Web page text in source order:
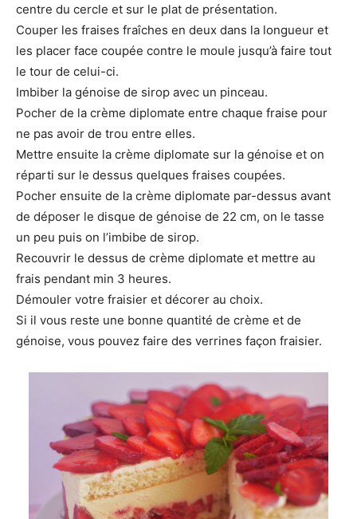
centre du cercle et sur le plat de présentation.
Couper les fraises fraîches en deux dans la longueur et
les placer face coupée contre le moule jusqu’à faire tout
le tour de celui-ci.
Imbiber la génoise de sirop avec un pinceau.
Pocher de la crème diplomate entre chaque fraise pour
ne pas avoir de trou entre elles.
Mettre ensuite la crème diplomate sur la génoise et on
réparti sur le dessus quelques fraises coupées.
Pocher ensuite de la crème diplomate par-dessus avant
de déposer le disque de génoise de 22 cm, on le tasse
un peu puis on l’imbibe de sirop.
Recouvrir le dessus de crème diplomate et mettre au
frais pendant min 3 heures.
Démouler votre fraisier et décorer au choix.
Si il vous reste une bonne quantité de crème et de
génoise, vous pouvez faire des verrines façon fraisier.